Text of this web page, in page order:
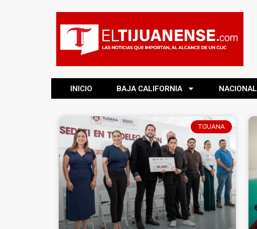
INICIO BAJA CALIFORNIA NACIONAL
TIJUANA